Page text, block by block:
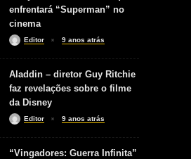
enfrentará “Superman” no
cinema
Editor 9 anos atrás
Aladdin – diretor Guy Ritchie
faz revelações sobre o filme
da Disney
Editor 9 anos atrás
“Vingadores: Guerra Infinita”